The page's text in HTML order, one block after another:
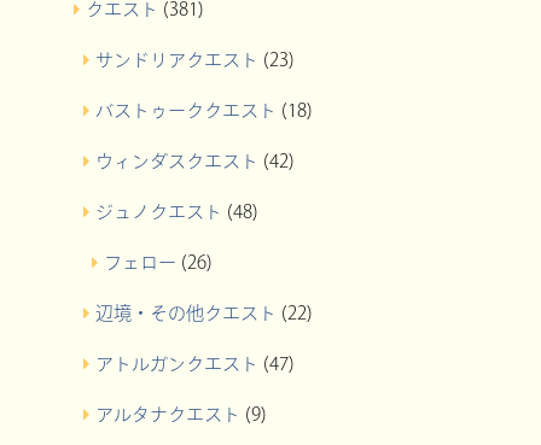
クエスト (381)
サンドリアクエスト (23)
バストゥーククエスト (18)
ウィンダスクエスト (42)
ジュノクエスト (48)
フェロー (26)
辺境・その他クエスト (22)
アトルガンクエスト (47)
アルタナクエスト (9)